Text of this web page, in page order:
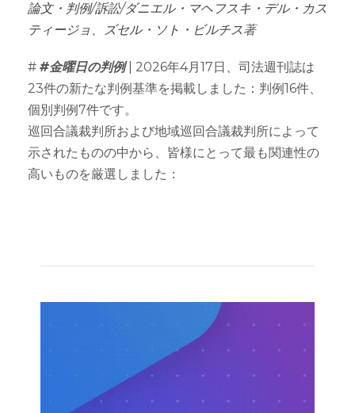
論文・判例/訴訟/ダニエル・マヘフスキ・デル・カス
ティージョ 、 ズセル・ソト・ビルチス著
# #金曜日の判例| 2026年4月17日、司法週刊誌は
23件の新たな判例基準を掲載しました：判例16件、
個別判例7件です。
巡回合議裁判所および地域巡回合議裁判所によって
示されたものの中から、皆様にとって最も関連性の
高いものを厳選しました：